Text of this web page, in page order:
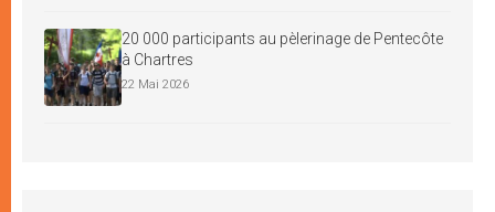
20 000 participants au pèlerinage de Pentecôte
à Chartres
22 Mai 2026